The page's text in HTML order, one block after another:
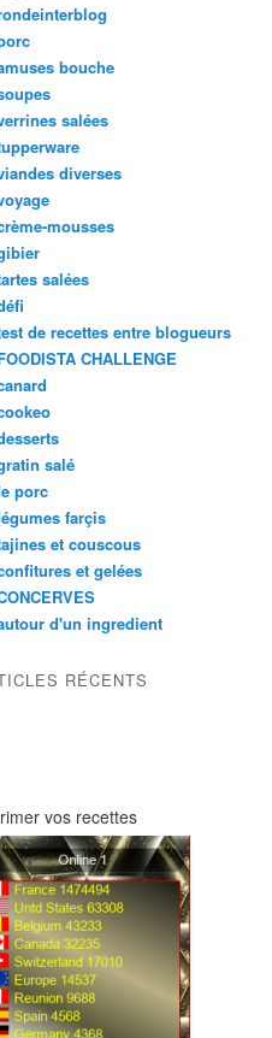
bouche
salées
diverses
mousses
salées
de recettes entre blogueurs
CHALLENGE
salé
porc
farçis
et couscous
et gelées
d'un ingredient
RÉCENTS
vos recettes